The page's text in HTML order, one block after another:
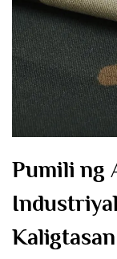
Pumili ng